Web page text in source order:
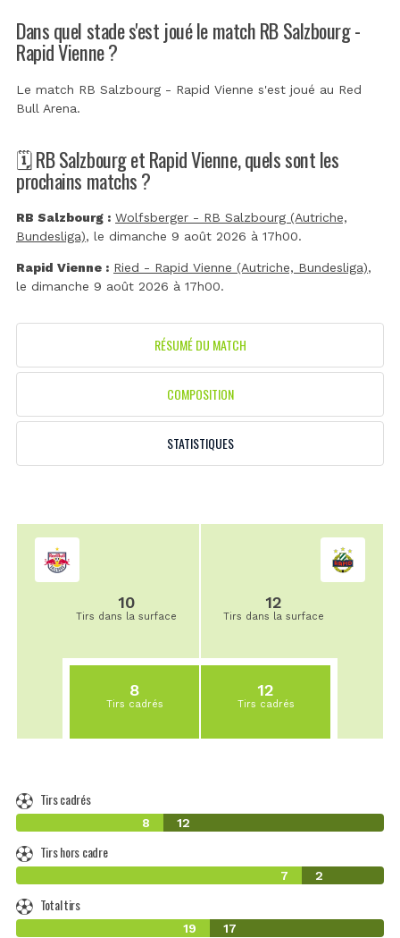
Dans quel stade s'est joué le match RB Salzbourg -
Rapid Vienne ?
Le match RB Salzbourg - Rapid Vienne s'est joué au Red
Bull Arena.
🗓️ RB Salzbourg et Rapid Vienne, quels sont les
prochains matchs ?
RB Salzbourg : Wolfsberger - RB Salzbourg (Autriche,
Bundesliga), le dimanche 9 août 2026 à 17h00.
Rapid Vienne : Ried - Rapid Vienne (Autriche, Bundesliga),
le dimanche 9 août 2026 à 17h00.
RÉSUMÉ DU MATCH
COMPOSITION
STATISTIQUES
10
Tirs dans la surface
8
Tirs cadrés
12
Tirs dans la surface
12
Tirs cadrés
Tirs cadrés
8 12
Tirs hors cadre
7 2
Total tirs
19 17